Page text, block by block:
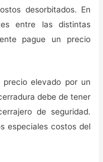
desorbitados. En
entre las distintas
pague un precio
elevado por un
debe de tener
de seguridad.
especiales costos del